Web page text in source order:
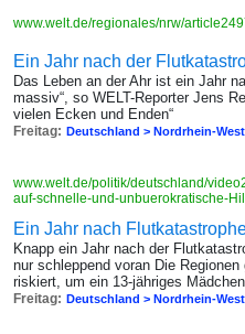
www.welt.de/regionales/nrw/
Ein Jahr nach der
Das Leben an der Ahr ist ein Jahr
massiv“, so WELT-Reporter Jens
vielen Ecken und Enden“
Freitag: Deutschland > Nordrhein-
www.welt.de/politik/deutschland/
auf-schnelle-und-unbuerokratische-
Ein Jahr nach
Knapp ein Jahr nach der
nur schleppend voran Die
riskiert, um ein 13-jähriges
Freitag: Deutschland > Nordrhein-